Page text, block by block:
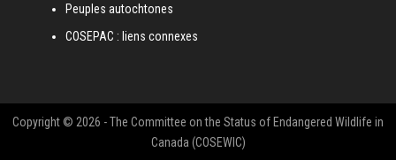
Peuples autochtones
COSEPAC : liens connexes
Copyright © 2026 - The Committee on the Status of Endangered Wildlife in
Canada (COSEWIC)